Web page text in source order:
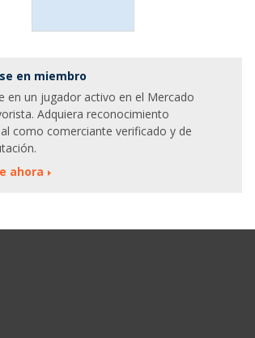
en miembro
en un jugador activo en el Mercado
Adquiera reconocimiento
como comerciante verificado y de
ahora